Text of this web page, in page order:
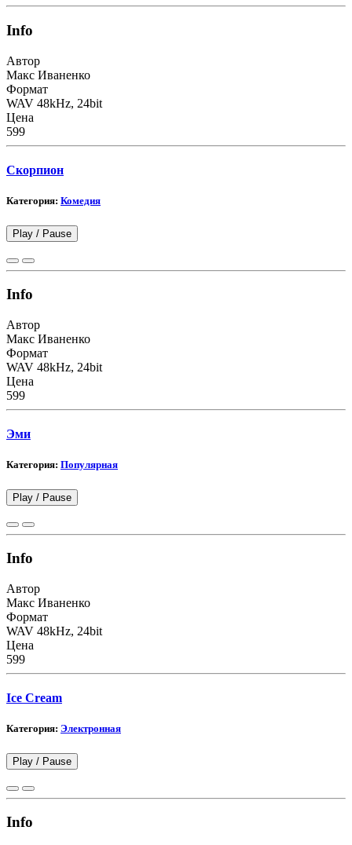
Info
Автор
Макс Иваненко
Формат
WAV 48kHz, 24bit
Цена
599
Скорпион
Категория: Комедия
Play / Pause
Info
Автор
Макс Иваненко
Формат
WAV 48kHz, 24bit
Цена
599
Эми
Категория: Популярная
Play / Pause
Info
Автор
Макс Иваненко
Формат
WAV 48kHz, 24bit
Цена
599
Ice Cream
Категория: Электронная
Play / Pause
Info